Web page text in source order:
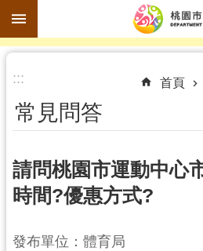
跳到主要內容區塊
進
搜
尋
訊
公
::: 首頁
常見問答
請問桃園市運動中心
時間?優惠方式?
發布單位：體育局